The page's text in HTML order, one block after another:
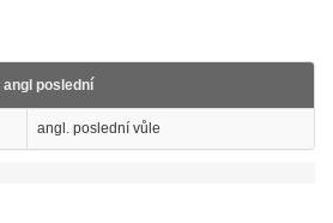
angl poslední
angl. poslední vůle